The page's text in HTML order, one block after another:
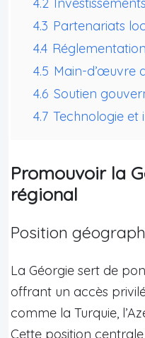
4.3 Partenariats
4.4
4.5 Main-d’œuvre
4.6 Soutien
4.7 Technologie et
Promouvoir la
régional
Position
La Géorgie sert de
offrant un accès
comme la Turquie,
Cette position